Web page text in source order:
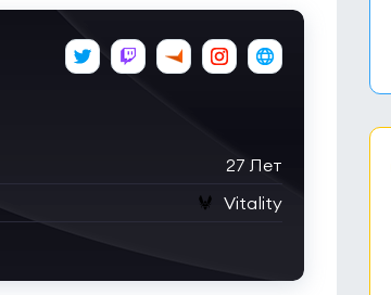
27 Лет
Vitality